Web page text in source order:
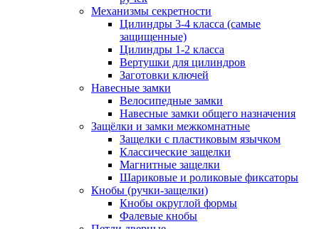
Механизмы секретности
Цилиндры 3-4 класса (самые
защищенные)
Цилиндры 1-2 класса
Вертушки для цилиндров
Заготовки ключей
Навесные замки
Велосипедные замки
Навесные замки общего назначения
Защёлки и замки межкомнатные
Защелки с пластиковым язычком
Классические защелки
Магнитные защелки
Шариковые и роликовые фиксаторы
Кнобы (ручки-защелки)
Кнобы округлой формы
Фалевые кнобы